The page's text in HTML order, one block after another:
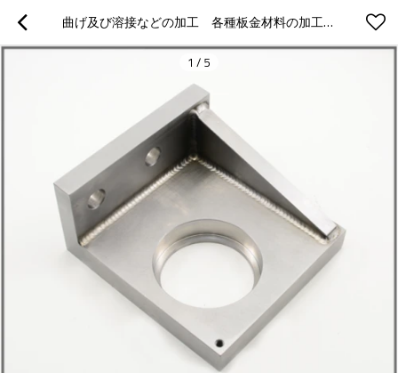
曲げ及び溶接などの加工　各種板金材料の加工　クロムメッキ　ニッケルメッキなどの表面処理　機械用
1 / 5